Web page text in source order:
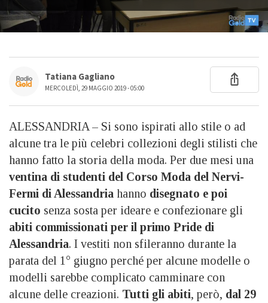
Tatiana Gagliano
MERCOLEDÌ, 29 MAGGIO 2019 - 05:00
ALESSANDRIA – Si sono ispirati allo stile o ad
alcune tra le più celebri collezioni degli stilisti che
hanno fatto la storia della moda. Per due mesi una
ventina di studenti del Corso Moda del Nervi-
Fermi di Alessandria hanno disegnato e poi
cucito senza sosta per ideare e confezionare gli
abiti commissionati per il primo Pride di
Alessandria. I vestiti non sfileranno durante la
parata del 1° giugno perché per alcune modelle o
modelli sarebbe complicato camminare con
alcune delle creazioni. Tutti gli abiti, però, dal 29